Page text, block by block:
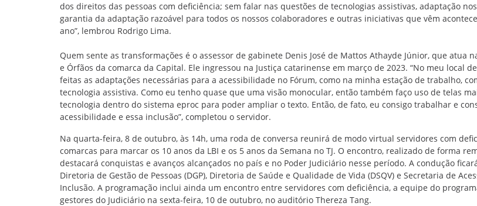
dos direitos das pessoas com deficiência; sem falar nas questões de tecnologias assistivas, adaptação
garantia da adaptação razoável para todos os nossos colaboradores e outras iniciativas que vêm
ano”, lembrou Rodrigo Lima.
Quem sente as transformações é o assessor de gabinete Denis José de Mattos Athayde Júnior, que atua
e Órfãos da comarca da Capital. Ele ingressou na Justiça catarinense em março de 2023. “No meu local
feitas as adaptações necessárias para a acessibilidade no Fórum, como na minha estação de trabalho,
tecnologia assistiva. Como eu tenho quase que uma visão monocular, então também faço uso de telas
tecnologia dentro do sistema eproc para poder ampliar o texto. Então, de fato, eu consigo trabalhar e
acessibilidade e essa inclusão”, completou o servidor.
Na quarta-feira, 8 de outubro, às 14h, uma roda de conversa reunirá de modo virtual servidores com
comarcas para marcar os 10 anos da LBI e os 5 anos da Semana no TJ. O encontro, realizado de forma
destacará conquistas e avanços alcançados no país e no Poder Judiciário nesse período. A condução
Diretoria de Gestão de Pessoas (DGP), Diretoria de Saúde e Qualidade de Vida (DSQV) e Secretaria de
Inclusão. A programação inclui ainda um encontro entre servidores com deficiência, a equipe do
gestores do Judiciário na sexta-feira, 10 de outubro, no auditório Thereza Tang.